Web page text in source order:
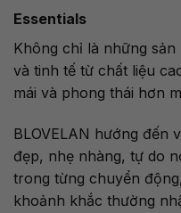
Essentials
Không chỉ là những
và tinh tế từ chất liệu
mái và phong thái hơn
BLOVELAN hướng đến
đẹp, nhẹ nhàng, tự do
trong từng chuyển
khoảnh khắc thường